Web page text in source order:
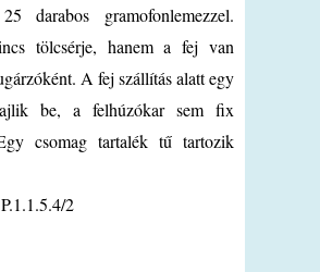
darabos gramofonlemezzel.
tölcsérje, hanem a fej van
A fej szállítás alatt egy
be, a felhúzókar sem fix
csomag tartalék tű tartozik
2